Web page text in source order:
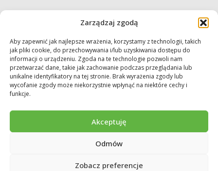
Zarządzaj zgodą
Aby zapewnić jak najlepsze wrażenia, korzystamy z technologii, takich
jak pliki cookie, do przechowywania i/lub uzyskiwania dostępu do
informacji o urządzeniu. Zgoda na te technologie pozwoli nam
przetwarzać dane, takie jak zachowanie podczas przeglądania lub
unikalne identyfikatory na tej stronie. Brak wyrażenia zgody lub
wycofanie zgody może niekorzystnie wpłynąć na niektóre cechy i
funkcje.
Akceptuję
Odmów
Zobacz preferencje
Sekretariat / Dziennik podawczy
tel.: 12 422 94 90
e-mail:biuro@wfos.krakow.pl
Copyright © 2026 WFOŚiGW w Krakowie. Wszystkie prawa zastrzeżone.